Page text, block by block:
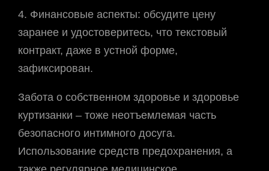
4. Финансовые аспекты: обсудите цену
заранее и удостоверитесь, что текстовый
контракт, даже в устной форме,
зафиксирован.
Забота о собственном здоровье и здоровье
куртизанки – тоже неотъемлемая часть
безопасного интимного досуга.
Использование средств предохранения, а